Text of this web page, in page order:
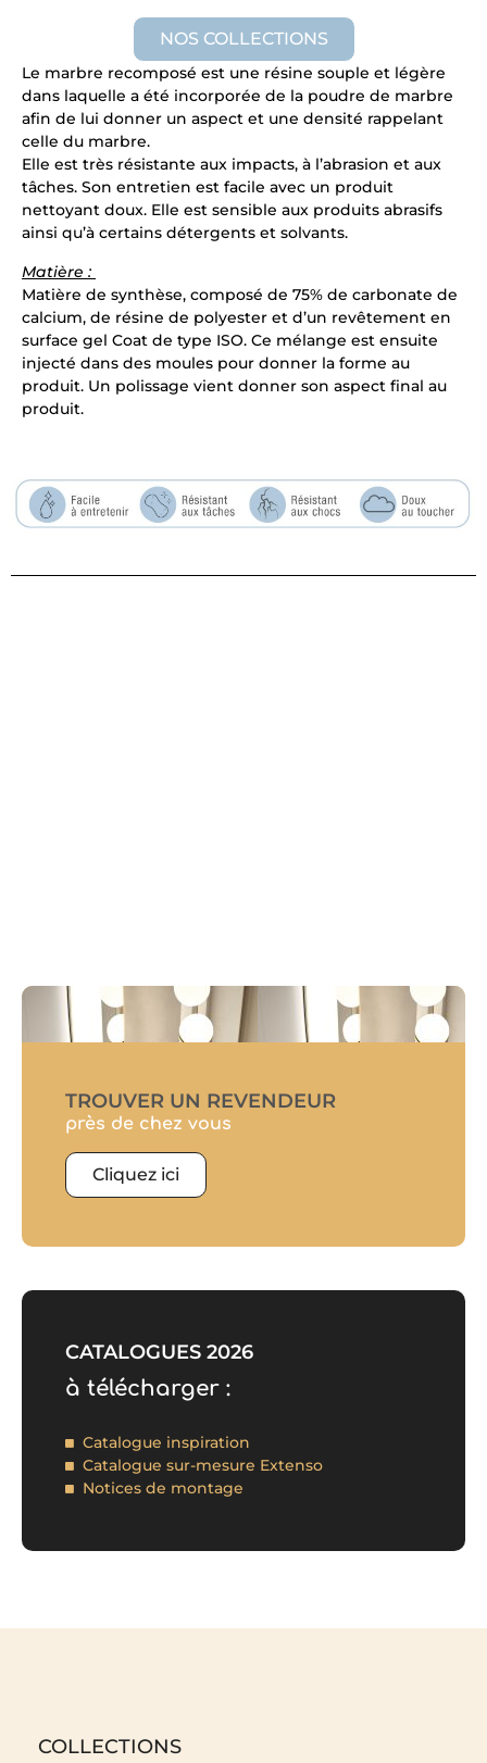
NOS COLLECTIONS
Le marbre recomposé est une résine souple et légère
dans laquelle a été incorporée de la poudre de marbre
afin de lui donner un aspect et une densité rappelant
celle du marbre.
Elle est très résistante aux impacts, à l’abrasion et aux
tâches. Son entretien est facile avec un produit
nettoyant doux. Elle est sensible aux produits abrasifs
ainsi qu’à certains détergents et solvants.
Matière :
Matière de synthèse, composé de 75% de carbonate de
calcium, de résine de polyester et d’un revêtement en
surface gel Coat de type ISO. Ce mélange est ensuite
injecté dans des moules pour donner la forme au
produit. Un polissage vient donner son aspect final au
produit.
TROUVER UN REVENDEUR
près de chez vous
Cliquez ici
CATALOGUES 2026
à télécharger :
Catalogue inspiration
Catalogue sur-mesure Extenso
Notices de montage
COLLECTIONS